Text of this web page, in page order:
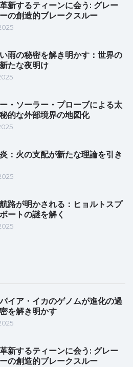
新するティーンに会う: グレー
の創造的ブレークスルー
雨の秘密を解き明かす：世界の
たな夜明け
・ソーラー・プローブによる太
的な外部境界の地図化
：火の支配が新たな理論を引き
路が明かされる：ヒョルトスプ
ートの謎を解く
イア・イカのゲノムが進化の過
を解き明かす
新するティーンに会う: グレー
の創造的ブレークスルー